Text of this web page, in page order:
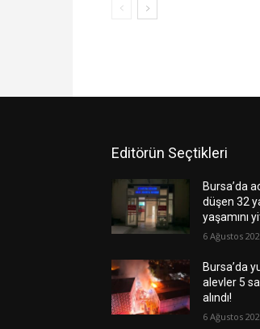
Editörün Seçtikleri
Bursa’da
düşen 32
yaşamını
6 Ağustos
Bursa’da
alevler 5
alındı!
6 Ağustos